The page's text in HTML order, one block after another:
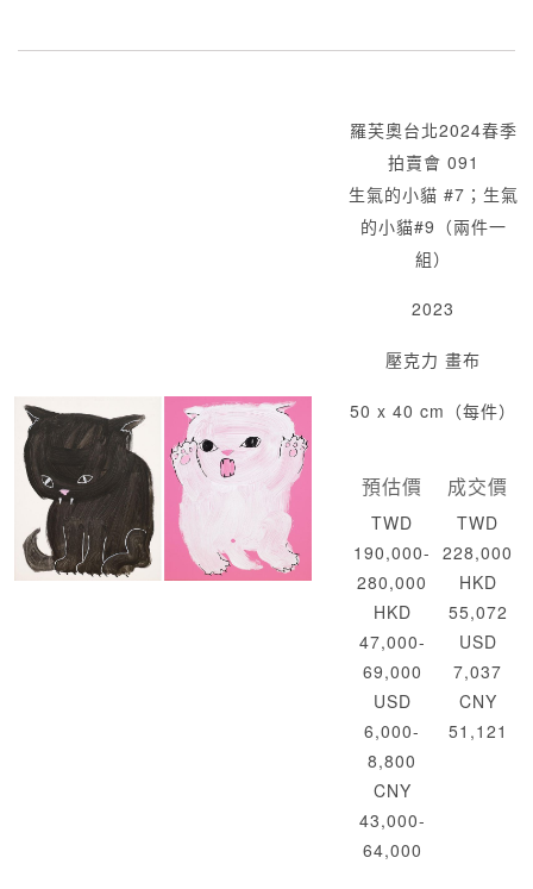
羅芙奧台北2024春季
拍賣會 091
生氣的小貓 #7；生氣
的小貓#9（兩件一
組）
2023
壓克力 畫布
50 x 40 cm（每件）
預估價
TWD
190,000-
280,000
HKD
47,000-
69,000
USD
6,000-
8,800
CNY
43,000-
64,000
成交價
TWD
228,000
HKD
55,072
USD
7,037
CNY
51,121